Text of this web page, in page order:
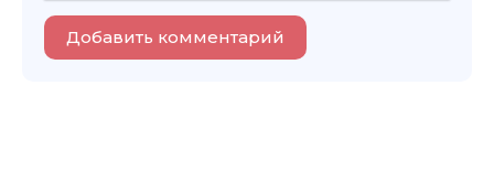
Добавить комментарий